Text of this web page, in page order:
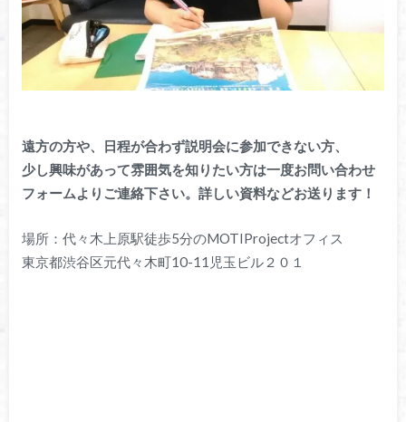
遠方の方や、日程が合わず説明会に参加できない方、
少し興味があって雰囲気を知りたい方は一度お問い合わせ
フォームよりご連絡下さい。詳しい資料などお送ります！
場所：代々木上原駅徒歩5分のMOTIProjectオフィス
東京都渋谷区元代々木町10-11児玉ビル２０１